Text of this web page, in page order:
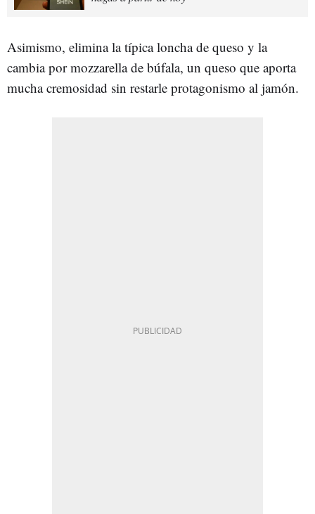
Asimismo, elimina la típica loncha de queso y la
cambia por mozzarella de búfala, un queso que aporta
mucha cremosidad sin restarle protagonismo al jamón.